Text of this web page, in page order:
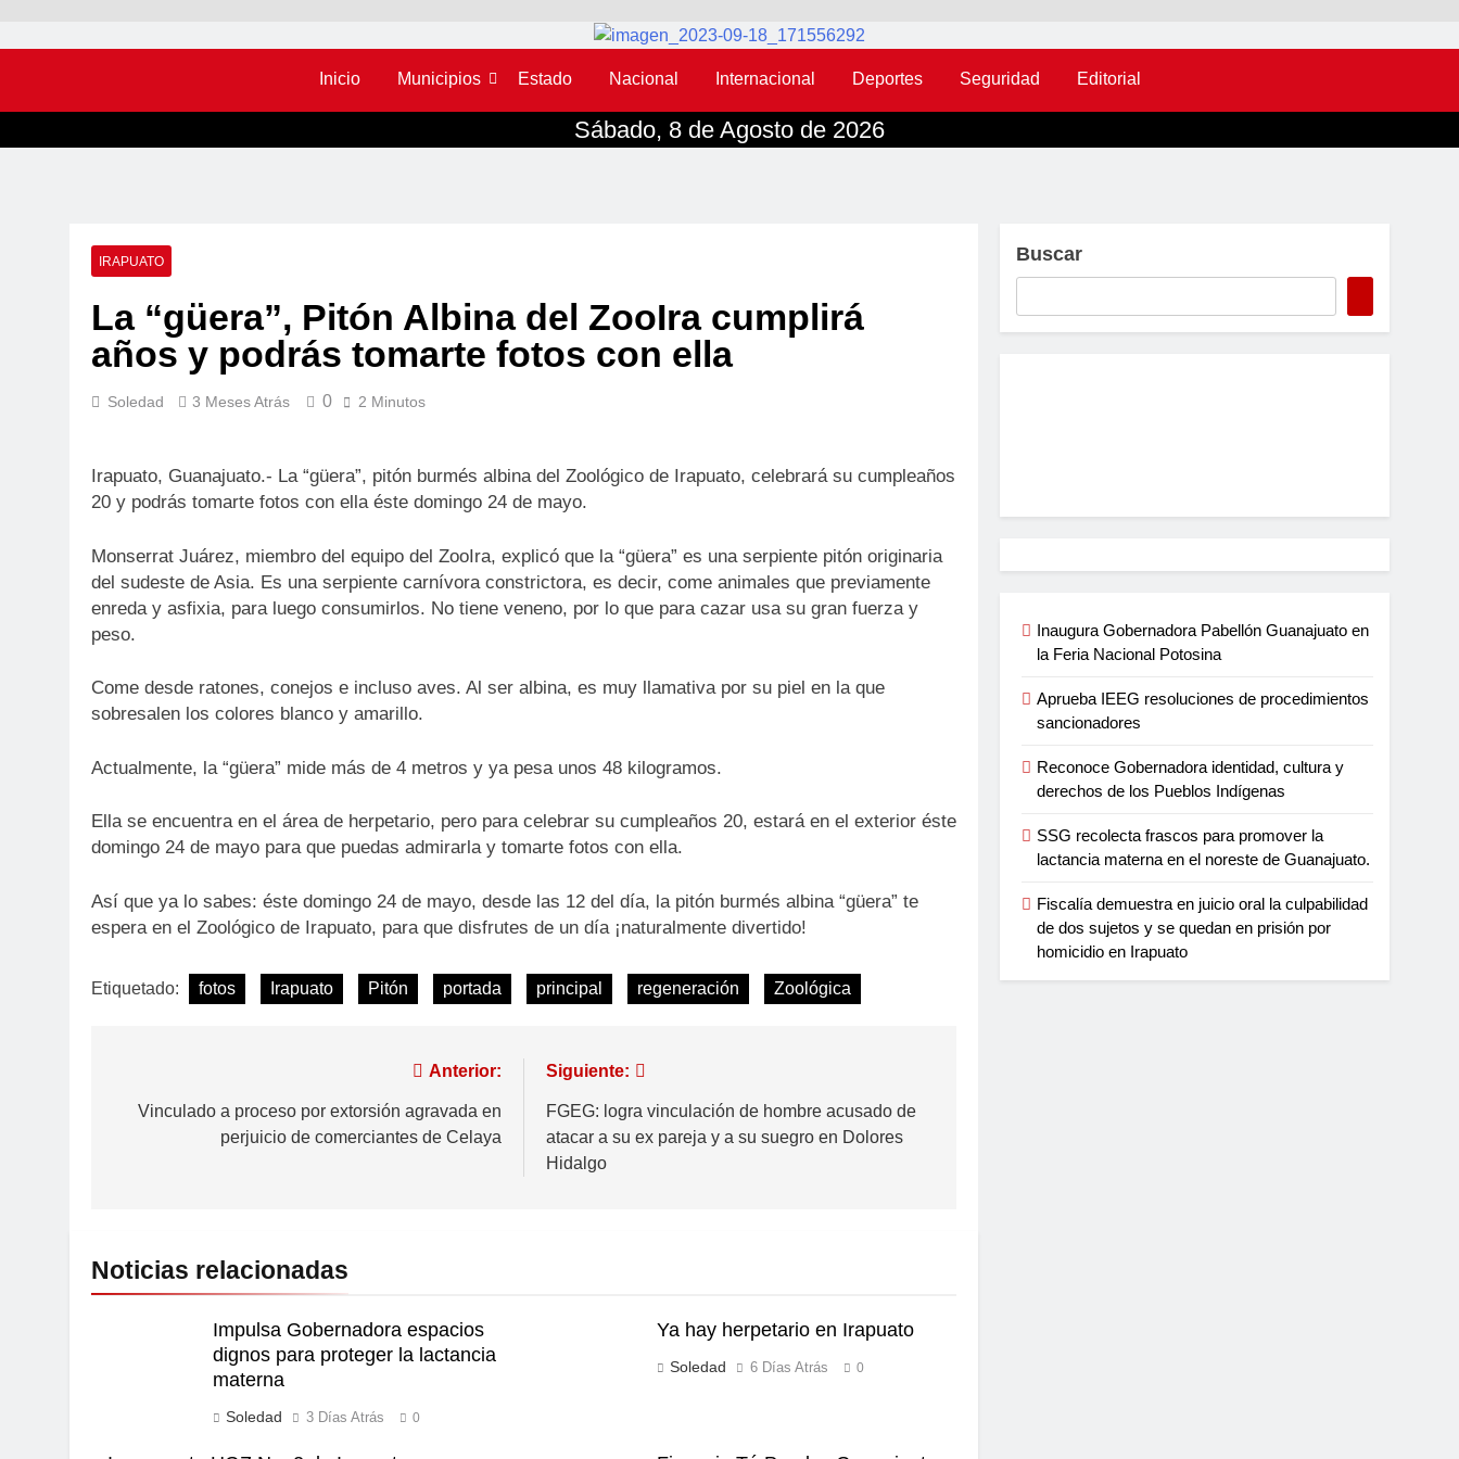
Inicio Municipios Estado Nacional Internacional Deportes Seguridad Editorial
Sábado, 8 de Agosto de 2026
IRAPUATO
La “güera”, Pitón Albina del ZooIra cumplirá
años y podrás tomarte fotos con ella
Soledad 3 Meses Atrás 0 2 Minutos
Irapuato, Guanajuato.- La “güera”, pitón burmés albina del Zoológico de Irapuato, celebrará su cumpleaños
20 y podrás tomarte fotos con ella éste domingo 24 de mayo.
Monserrat Juárez, miembro del equipo del ZooIra, explicó que la “güera” es una serpiente pitón originaria
del sudeste de Asia. Es una serpiente carnívora constrictora, es decir, come animales que previamente
enreda y asfixia, para luego consumirlos. No tiene veneno, por lo que para cazar usa su gran fuerza y
peso.
Come desde ratones, conejos e incluso aves. Al ser albina, es muy llamativa por su piel en la que
sobresalen los colores blanco y amarillo.
Actualmente, la “güera” mide más de 4 metros y ya pesa unos 48 kilogramos.
Ella se encuentra en el área de herpetario, pero para celebrar su cumpleaños 20, estará en el exterior éste
domingo 24 de mayo para que puedas admirarla y tomarte fotos con ella.
Así que ya lo sabes: éste domingo 24 de mayo, desde las 12 del día, la pitón burmés albina “güera” te
espera en el Zoológico de Irapuato, para que disfrutes de un día ¡naturalmente divertido!
Etiquetado: fotos Irapuato Pitón portada principal regeneración Zoológica
Anterior:
Vinculado a proceso por extorsión agravada en
perjuicio de comerciantes de Celaya
Siguiente:
FGEG: logra vinculación de hombre acusado de
atacar a su ex pareja y a su suegro en Dolores
Hidalgo
Noticias relacionadas
Impulsa Gobernadora espacios
dignos para proteger la lactancia
materna
Soledad 3 Días Atrás 0
Ya hay herpetario en Irapuato
Soledad 6 Días Atrás 0
Buscar
Inaugura Gobernadora Pabellón Guanajuato en
la Feria Nacional Potosina
Aprueba IEEG resoluciones de procedimientos
sancionadores
Reconoce Gobernadora identidad, cultura y
derechos de los Pueblos Indígenas
SSG recolecta frascos para promover la
lactancia materna en el noreste de Guanajuato.
Fiscalía demuestra en juicio oral la culpabilidad
de dos sujetos y se quedan en prisión por
homicidio en Irapuato